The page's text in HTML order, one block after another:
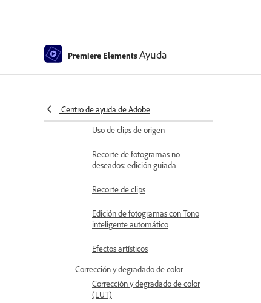
Premiere ElementsAyuda
Centro de ayuda de Adobe
Estabilización de la secuencia de
Sustitución de material de archivo
Uso de clips de origen
Recorte de fotogramas no
deseados: edición guiada
Recorte de clips
Edición de fotogramas con Tono
inteligente automático
Efectos artísticos
Corrección y degradado de color
Corrección y degradado de color
(LUT)